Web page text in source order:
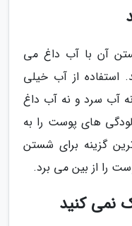
آن با آب داغ می
استفاده از آب خیلی
آب سرد و نه آب داغ
های پوست را به
گزینه برای شستن
را از بین می برد.
نمی کنید